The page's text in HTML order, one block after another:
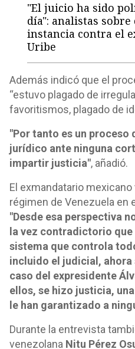
"El juicio ha sido
día": analistas
instancia contra el
Uribe
Además indicó que el
“estuvo plagado de
favoritismos, plagado de
"Por tanto es un proceso
jurídico ante ninguna
impartir justicia", añadió.
El exmandatario mexicano
régimen de Venezuela en
"Desde esa perspectiva
la vez contradictorio
sistema que controla
incluido el judicial, ahora
caso del expresidente
ellos, se hizo justicia,
le han garantizado a
Durante la entrevista
venezolana Nitu Pérez